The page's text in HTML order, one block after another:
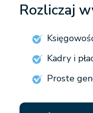
Rozliczaj
Kadry i
Proste